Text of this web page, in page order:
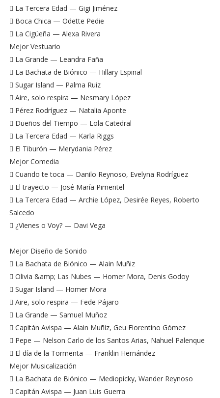
 La Tercera Edad — Gigi Jiménez
 Boca Chica — Odette Pedie
 La Cigüeña — Alexa Rivera
Mejor Vestuario
 La Grande — Leandra Faña
 La Bachata de Biónico — Hillary Espinal
 Sugar Island — Palma Ruiz
 Aire, solo respira — Nesmary López
 Pérez Rodríguez — Natalia Aponte
 Dueños del Tiempo — Lola Catedral
 La Tercera Edad — Karla Riggs
 El Tiburón — Merydania Pérez
Mejor Comedia
 Cuando te toca — Danilo Reynoso, Evelyna Rodríguez
 El trayecto — José María Pimentel
 La Tercera Edad — Archie López, Desirée Reyes, Roberto
Salcedo
 ¿Vienes o Voy? — Davi Vega
Mejor Diseño de Sonido
 La Bachata de Biónico — Alain Muñiz
 Olivia &amp; Las Nubes — Homer Mora, Denis Godoy
 Sugar Island — Homer Mora
 Aire, solo respira — Fede Pájaro
 La Grande — Samuel Muñoz
 Capitán Avispa — Alain Muñiz, Geu Florentino Gómez
 Pepe — Nelson Carlo de los Santos Arias, Nahuel Palenque
 El día de la Tormenta — Franklin Hernández
Mejor Musicalización
 La Bachata de Biónico — Mediopicky, Wander Reynoso
 Capitán Avispa — Juan Luis Guerra